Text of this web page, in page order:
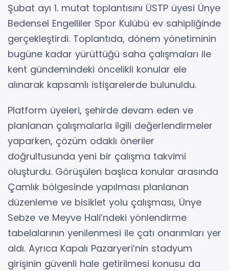
Şubat ayı 1. mutat toplantısını ÜSTP üyesi Ünye
Bedensel Engelliler Spor Kulübü ev sahipliğinde
gerçekleştirdi. Toplantıda, dönem yönetiminin
bugüne kadar yürüttüğü saha çalışmaları ile
kent gündemindeki öncelikli konular ele
alınarak kapsamlı istişarelerde bulunuldu.
Platform üyeleri, şehirde devam eden ve
planlanan çalışmalarla ilgili değerlendirmeler
yaparken, çözüm odaklı öneriler
doğrultusunda yeni bir çalışma takvimi
oluşturdu. Görüşülen başlıca konular arasında
Çamlık bölgesinde yapılması planlanan
düzenleme ve bisiklet yolu çalışması, Ünye
Sebze ve Meyve Hali’ndeki yönlendirme
tabelalarının yenilenmesi ile çatı onarımları yer
aldı. Ayrıca Kapalı Pazaryeri’nin stadyum
girişinin güvenli hale getirilmesi konusu da